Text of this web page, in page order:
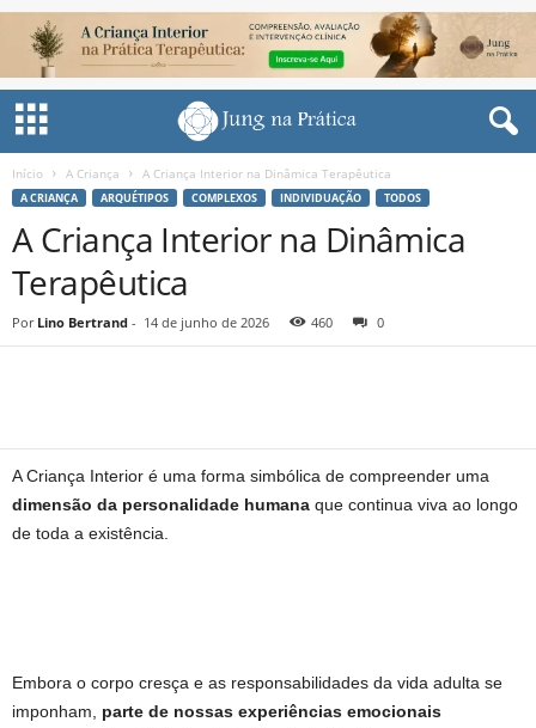
Início A Criança A Criança Interior na Dinâmica Terapêutica
A CRIANÇA ARQUÉTIPOS COMPLEXOS INDIVIDUAÇÃO TODOS
A Criança Interior na Dinâmica
Terapêutica
Por Lino Bertrand - 14 de junho de 2026 460 0
A Criança Interior é uma forma simbólica de compreender uma
dimensão da personalidade humana que continua viva ao longo
de toda a existência.
Embora o corpo cresça e as responsabilidades da vida adulta se
imponham, parte de nossas experiências emocionais